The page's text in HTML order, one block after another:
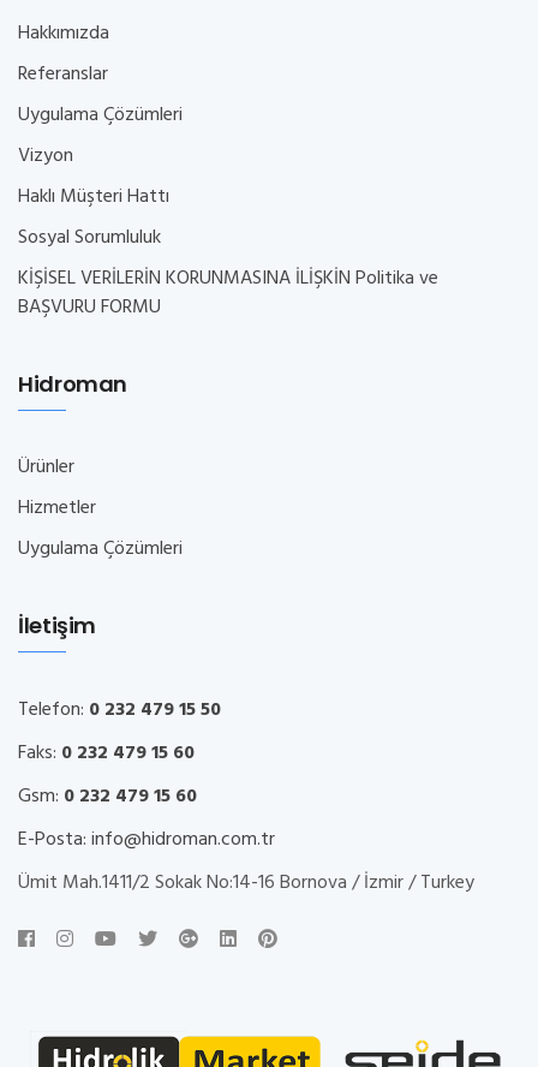
Hakkımızda
Referanslar
Uygulama Çözümleri
Vizyon
Haklı Müşteri Hattı
Sosyal Sorumluluk
KİŞİSEL VERİLERİN KORUNMASINA İLİŞKİN Politika ve
BAŞVURU FORMU
Hidroman
Ürünler
Hizmetler
Uygulama Çözümleri
İletişim
Telefon: 0 232 479 15 50
Faks: 0 232 479 15 60
Gsm: 0 232 479 15 60
E-Posta:info@hidroman.com.tr
Ümit Mah.1411/2 Sokak No:14-16 Bornova / İzmir / Turkey